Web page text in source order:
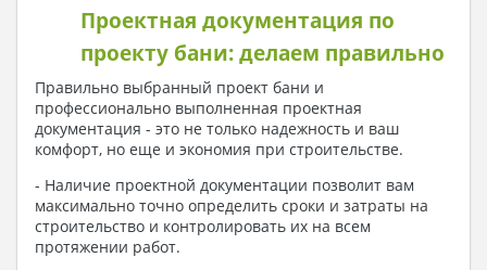
Проектная документация по
проекту бани: делаем правильно
Правильно выбранный проект бани и
профессионально выполненная проектная
документация - это не только надежность и ваш
комфорт, но еще и экономия при строительстве.
- Наличие проектной документации позволит вам
максимально точно определить сроки и затраты на
строительство и контролировать их на всем
протяжении работ.